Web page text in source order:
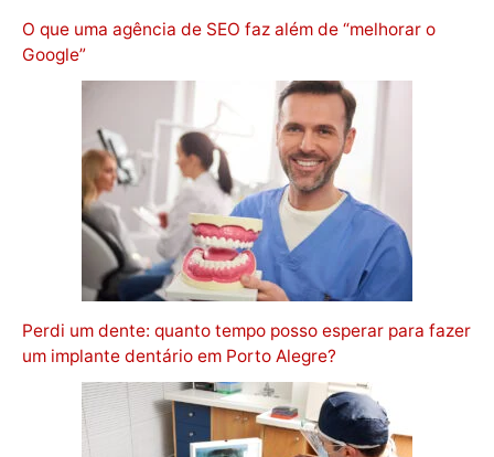
O que uma agência de SEO faz além de “melhorar o
Google”
Perdi um dente: quanto tempo posso esperar para fazer
um implante dentário em Porto Alegre?